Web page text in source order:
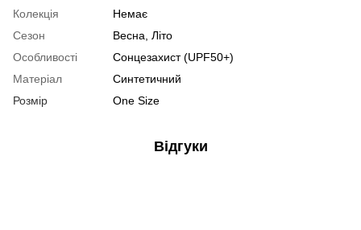
Колекція
Немає
Сезон
Весна, Літо
Особливості
Сонцезахист (UPF50+)
Матеріал
Синтетичний
Розмір
One Size
Відгуки